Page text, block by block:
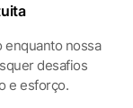
enquanto nossa
desafios
e esforço.